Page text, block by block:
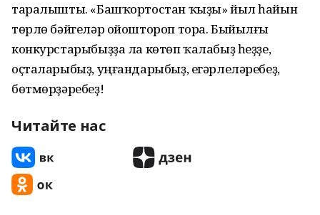
таралышты. «Башҡортостан ҡыҙы» йыл һайын
төрлө бәйгеләр ойоштороп тора. Быйылғы
конкурстарыбыҙҙа ла көтөп ҡалабыҙ һеҙҙе,
оҫталарыбыҙ, уңғандарыбыҙ, егәрлеләребеҙ,
бөтмөрҙәребеҙ!
Читайте нас